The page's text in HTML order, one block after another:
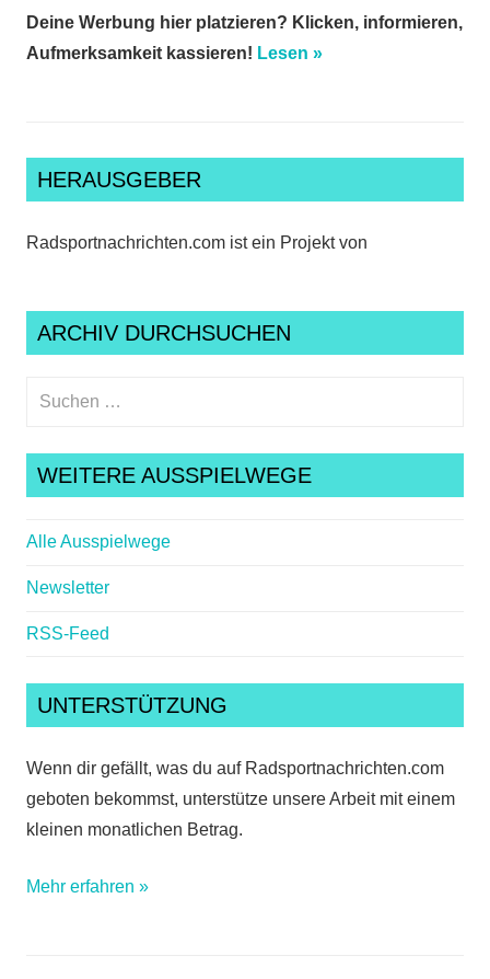
Deine Werbung hier platzieren? Klicken, informieren,
Aufmerksamkeit kassieren! Lesen »
HERAUSGEBER
Radsportnachrichten.com ist ein Projekt von
ARCHIV DURCHSUCHEN
Suchen
WEITERE AUSSPIELWEGE
Alle Ausspielwege
Newsletter
RSS-Feed
UNTERSTÜTZUNG
Wenn dir gefällt, was du auf Radsportnachrichten.com
geboten bekommst, unterstütze unsere Arbeit mit einem
kleinen monatlichen Betrag.
Mehr erfahren »